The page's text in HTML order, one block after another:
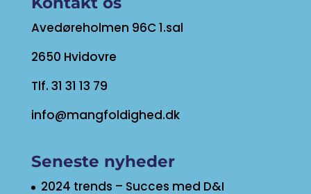
Avedøreholmen 96C 1.sal
2650 Hvidovre
Tlf. 31 31 13 79
info@mangfoldighed.dk
Seneste nyheder
2024 trends – Succes med D&I